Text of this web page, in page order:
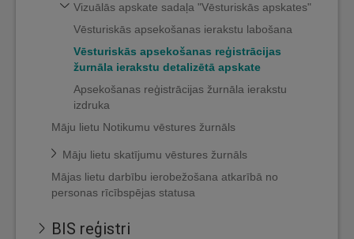
Vizuālās apskate sadaļa "Vēsturiskās apskates"
Vēsturiskās apsekošanas ierakstu labošana
Vēsturiskās apsekošanas reģistrācijas
žurnāla ierakstu detalizētā apskate
Apsekošanas reģistrācijas žurnāla ierakstu
izdruka
Māju lietu Notikumu vēstures žurnāls
Māju lietu skatījumu vēstures žurnāls
Mājas lietu darbību ierobežošana atkarībā no
personas rīcībspējas statusa
BIS reģistri